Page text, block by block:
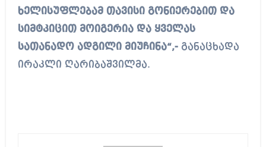
ხელისუფლებამ თავისი გონიერებით და
სიმტკიცით მოიგერია და ყველას
სათანადო ადგილი მიუჩინა“,-განაცხადა
ირაკლი ღარიბაშვილმა.